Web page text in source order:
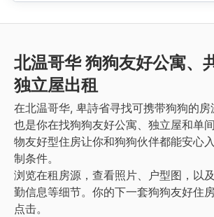
北温哥华 狗狗友好公寓、
独立屋出租
在北温哥华, 卑詩省寻找可携带狗狗的
也是你在找狗狗友好公寓、独立屋和单
物友好型住房让你和狗狗伙伴都能安心
制条件。
浏览在租房源，查看照片、户型图，以
勤信息等细节。你的下一套狗狗友好住
点击。